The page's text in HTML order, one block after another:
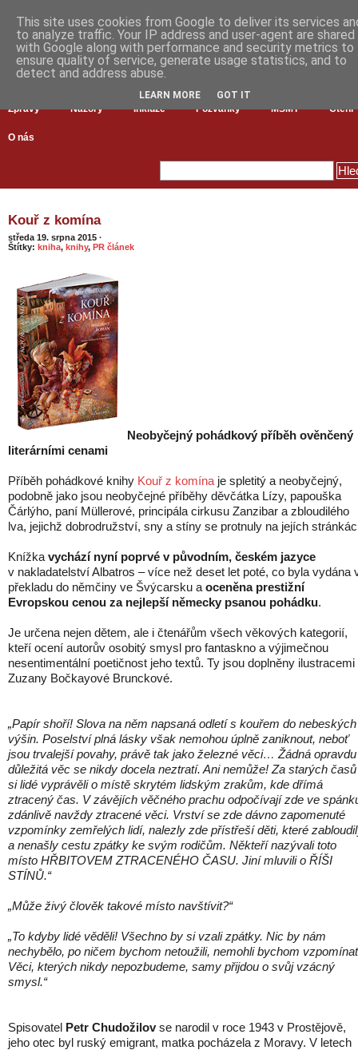
Zprávy Názory Inkluze Pozvánky MŠMT Čtení
O nás
Kouř z komína
středa 19. srpna 2015 ·
Štítky: kniha, knihy, PR článek
Neobyčejný pohádkový příběh ověnčený
literárními cenami
Příběh pohádkové knihy Kouř z komína je spletitý a neobyčejný,
podobně jako jsou neobyčejné příběhy děvčátka Lízy, papouška
Čárlýho, paní Müllerové, principála cirkusu Zanzibar a zbloudilého
lva, jejichž dobrodružství, sny a stíny se protnuly na jejích
Knížka vychází nyní poprvé v původním, českém jazyce
v nakladatelství Albatros – více než deset let poté, co byla vydána
překladu do němčiny ve Švýcarsku a oceněna prestižní
Evropskou cenou za nejlepší německy psanou pohádku.
Je určena nejen dětem, ale i čtenářům všech věkových kategorií,
kteří ocení autorův osobitý smysl pro fantaskno a výjimečnou
nesentimentální poetičnost jeho textů. Ty jsou doplněny ilustracemi
Zuzany Bočkayové Brunckové.
„Papír shoří! Slova na něm napsaná odletí s kouřem do nebeských
výšin. Poselství plná lásky však nemohou úplně zaniknout, neboť
jsou trvalejší povahy, právě tak jako železné věci… Žádná opravdu
důležitá věc se nikdy docela neztratí. Ani nemůže! Za starých časů
si lidé vyprávěli o místě skrytém lidským zrakům, kde dřímá
ztracený čas. V závějích věčného prachu odpočívají zde ve
zdánlivě navždy ztracené věci. Vrství se zde dávno zapomenuté
vzpomínky zemřelých lidí, nalezly zde přístřeší děti, které
a nenašly cestu zpátky ke svým rodičům. Někteří nazývali toto
místo HŘBITOVEM ZTRACENÉHO ČASU. Jiní mluvili o ŘÍŠI
STÍNŮ.“
„Může živý člověk takové místo navštívit?“
„To kdyby lidé věděli! Všechno by si vzali zpátky. Nic by nám
nechybělo, po ničem bychom netoužili, nemohli bychom
Věci, kterých nikdy nepozbudeme, samy přijdou o svůj vzácný
smysl.“
Spisovatel Petr Chudožilovse narodil v roce 1943 v Prostějově,
jeho otec byl ruský emigrant, matka pocházela z Moravy. V letech
This site uses cookies from Google to deliver its services
to analyze traffic. Your IP address and user-agent are shared
with Google along with performance and security metrics to
ensure quality of service, generate usage statistics, and to
detect and address abuse.
LEARN MORE GOT IT